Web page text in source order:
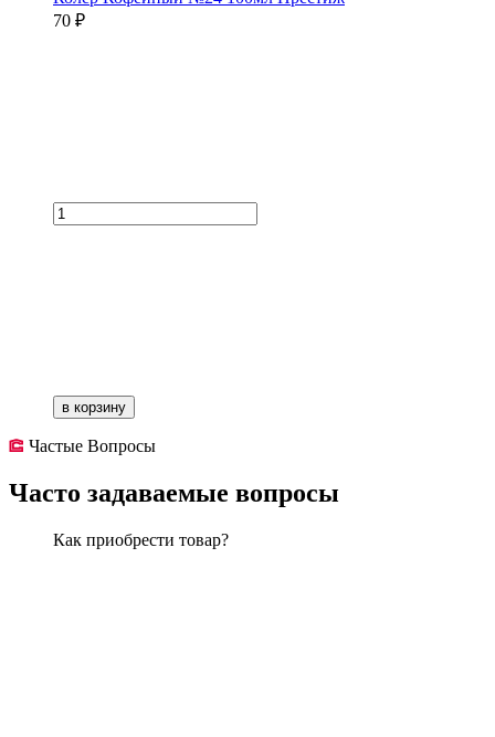
70 ₽
в корзину
Частые Вопросы
Часто задаваемые вопросы
Как приобрести товар?